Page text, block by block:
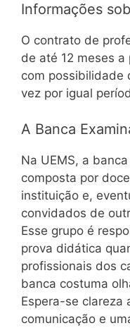
Informações
O contrato de
de até 12 meses
com possibilidade
vez por igual
A Banca
Na UEMS, a
composta por
instituição e,
convidados de
Esse grupo é
prova didática
profissionais dos
banca costuma
Espera-se clareza
comunicação e